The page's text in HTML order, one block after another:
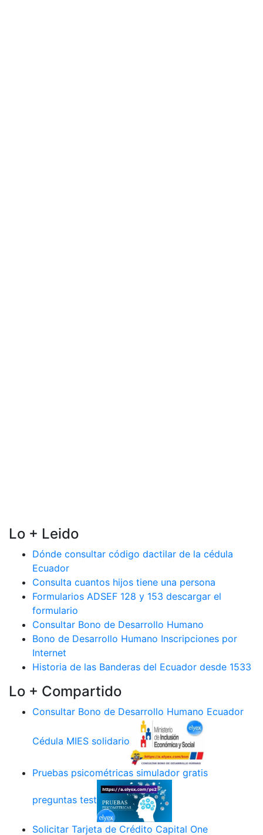
Lo + Leido
Dónde consultar código dactilar de la cédula
Ecuador
Consulta cuantos hijos tiene una persona
Formularios ADSEF 128 y 153 descargar el
formulario
Consultar Bono de Desarrollo Humano
Bono de Desarrollo Humano Inscripciones por
Internet
Historia de las Banderas del Ecuador desde 1533
Lo + Compartido
Consultar Bono de Desarrollo Humano Ecuador
Cédula MIES solidario
Pruebas psicométricas simulador gratis
preguntas test
Solicitar Tarjeta de Crédito Capital One